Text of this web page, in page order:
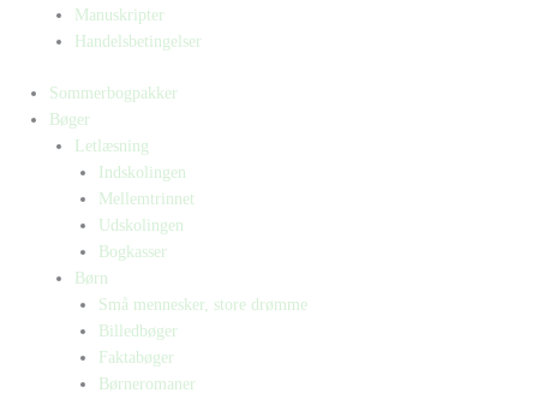
Manuskripter
Handelsbetingelser
Sommerbogpakker
Bøger
Letlæsning
Indskolingen
Mellemtrinnet
Udskolingen
Bogkasser
Børn
Små mennesker, store drømme
Billedbøger
Faktabøger
Børneromaner